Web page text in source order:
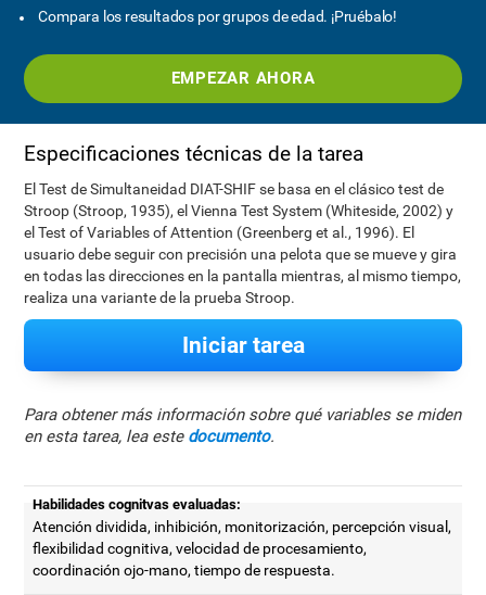
Compara los resultados por grupos de edad. ¡Pruébalo!
EMPEZAR AHORA
Especificaciones técnicas de la tarea
El Test de Simultaneidad DIAT-SHIF se basa en el clásico test de
Stroop (Stroop, 1935), el Vienna Test System (Whiteside, 2002) y
el Test of Variables of Attention (Greenberg et al., 1996). El
usuario debe seguir con precisión una pelota que se mueve y gira
en todas las direcciones en la pantalla mientras, al mismo tiempo,
realiza una variante de la prueba Stroop.
Iniciar tarea
Para obtener más información sobre qué variables se miden
en esta tarea, lea este documento.
Habilidades cognitvas evaluadas:
Atención dividida, inhibición, monitorización, percepción visual,
flexibilidad cognitiva, velocidad de procesamiento,
coordinación ojo-mano, tiempo de respuesta.